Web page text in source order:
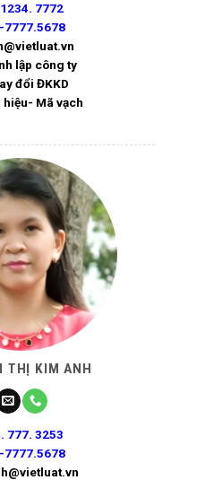
7772
7777.5678
lập công ty
đổi ĐKKD
hiệu- Mã vạch
THỊ KIM ANH
777. 3253
7777.5678